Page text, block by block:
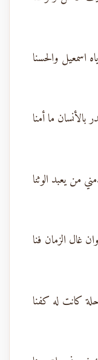
اسمعيل والحسنا
بالأنسان ما أمنا
من يعبد الوثنا
غال الزمان فنا
كانت له كفنا